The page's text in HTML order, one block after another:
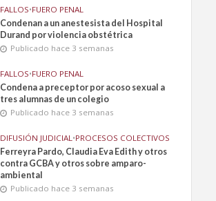
FALLOS•FUERO PENAL
Condenan a un anestesista del Hospital
Durand por violencia obstétrica
Publicado hace 3 semanas
FALLOS•FUERO PENAL
Condena a preceptor por acoso sexual a
tres alumnas de un colegio
Publicado hace 3 semanas
DIFUSIÓN JUDICIAL•PROCESOS COLECTIVOS
Ferreyra Pardo, Claudia Eva Edith y otros
contra GCBA y otros sobre amparo-
ambiental
Publicado hace 3 semanas